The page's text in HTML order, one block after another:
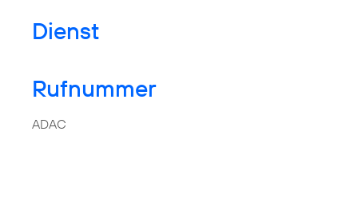
Dienst
Rufnummer
ADAC